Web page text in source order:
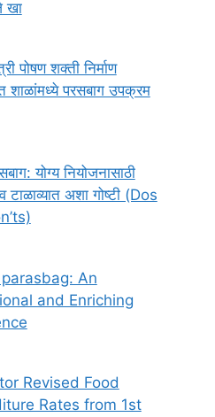
खा
पोषण शक्ती निर्माण
शाळांमध्ये परसबाग उपक्रम
योग्य नियोजनासाठी
टाळाव्यात अशा गोष्टी (Dos
An
and Enriching
Revised Food
Rates from 1st